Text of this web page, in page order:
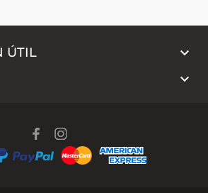
ÚTIL 
